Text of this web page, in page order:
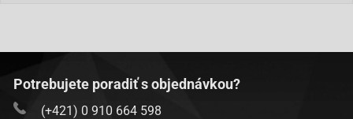
Potrebujete poradiť s objednávkou?
(+421) 0 910 664 598